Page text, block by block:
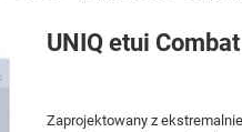
UNIQ etui
Zaprojektowany z